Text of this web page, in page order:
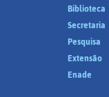
Biblioteca
Secretaria
Pesquisa
Extensão
Enade